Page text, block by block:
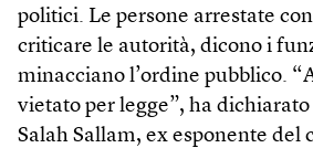
politici. Le persone arrestate
criticare le autorità, dicono i
minacciano l’ordine pubblico.
vietato per legge”, ha
Salah Sallam, ex esponente del